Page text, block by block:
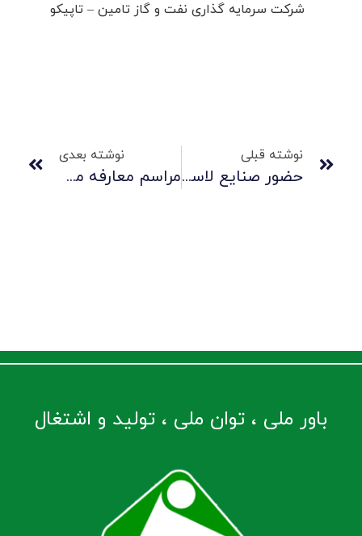
شرکت سرمایه گذاری نفت و گاز تامین – تاپیکو
نوشته قبلی
حضور صنایع لاستیکی سهند در نمایشگاه بین‌المللی نفت، گاز، پالایش و پتروشیمی کیش با رویکرد تقویت زنجیره تأمین
نوشته بعدی
مراسم معارفه مدیر حراست و برگزاری جلسه شورای مدیران صنایع لاستیکی سهند
باور ملی ، توان ملی ، تولید و اشتغال